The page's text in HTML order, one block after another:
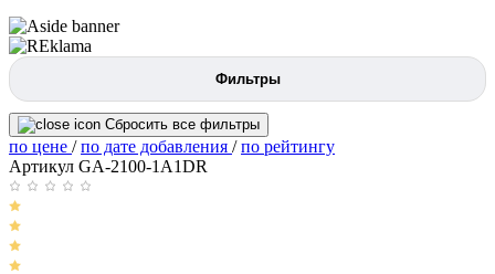
Фильтры
Сбросить все фильтры
по цене /по дате добавления /по рейтингу
Артикул GA-2100-1A1DR